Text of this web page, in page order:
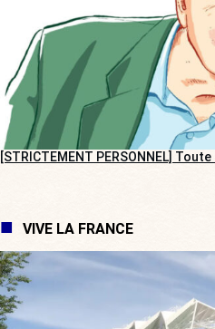
[STRICTEMENT PERSONNEL]
VIVE LA FRANCE